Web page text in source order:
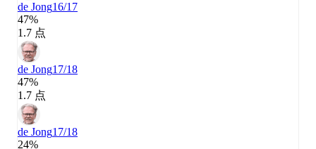
de Jong16/17
47%
1.7 点
de Jong17/18
47%
1.7 点
de Jong17/18
24%